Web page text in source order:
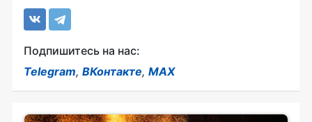
Подпишитесь на нас:
Telegram, ВКонтакте, MAX